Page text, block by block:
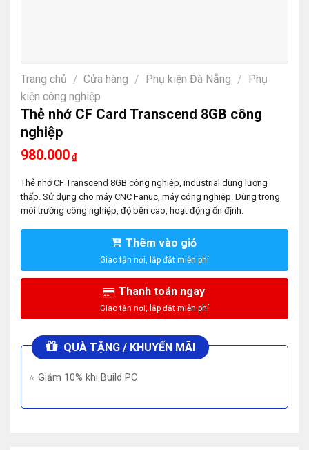
Trang chủ / Cửa hàng / Phụ kiện Đà Nẵng /
Phụ
kiện công nghiệp
Thẻ nhớ CF Card Transcend 8GB công
nghiệp
980.000 ₫
Thẻ nhớ CF Transcend 8GB công nghiệp, industrial dung lượng
thấp. Sử dụng cho máy CNC Fanuc, máy công nghiệp. Dùng trong
môi trường công nghiệp, độ bền cao, hoạt động ổn định.
Thêm vào giỏ
Thanh toán ngay
QUÀ TẶNG / KHUYẾN MÃI
⭐ Giảm 10% khi Build PC